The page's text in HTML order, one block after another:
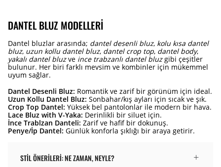
DANTEL BLUZ MODELLERI
Dantel bluzlar arasında; dantel desenli bluz, kolu kısa dantel
bluz, uzun kollu dantel bluz, dantel crop top, dantel body,
yakalı dantel bluzve ince trabzanlı dantel bluzgibi çeşitler
bulunur. Her biri farklı mevsim ve kombinler için mükemmel
uyum sağlar.
Dantel Desenli Bluz: Romantik ve zarif bir görünüm için ideal.
Uzun Kollu Dantel Bluz: Sonbahar/kış ayları için sıcak ve şık.
Crop Top Dantel: Yüksek bel pantolonlar ile modern bir hava.
Lace Bluz with V-Yaka: Derinlikli bir siluet için.
İnce Trablzan Danteli: Zarif ve hafif bir dokunuş.
Penye/İp Dantel: Günlük konforla şıklığı bir araya getirir.
STIL ÖNERILERI: NE ZAMAN, NEYLE?